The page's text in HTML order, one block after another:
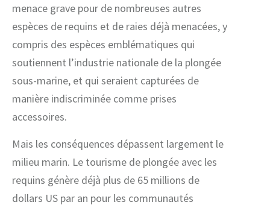
menace grave pour de nombreuses autres
espèces de requins et de raies déjà menacées, y
compris des espèces emblématiques qui
soutiennent l’industrie nationale de la plongée
sous-marine, et qui seraient capturées de
manière indiscriminée comme prises
accessoires.
Mais les conséquences dépassent largement le
milieu marin. Le tourisme de plongée avec les
requins génère déjà plus de 65 millions de
dollars US par an pour les communautés